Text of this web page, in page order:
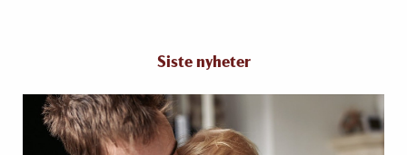
Siste nyheter